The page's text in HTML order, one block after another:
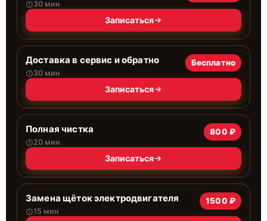
30 мин
Записаться
Доставка в сервис и обратно
30 мин
Бесплатно
Записаться
Полная чистка
20 мин
800 ₽
Записаться
Замена щёток электродвигателя
15 мин
1500 ₽